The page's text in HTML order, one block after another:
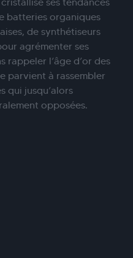
batteries organiques
de synthétiseurs
agrémenter ses
rappeler l’âge d’or des
parvient à rassembler
qui jusqu’alors
opposées.